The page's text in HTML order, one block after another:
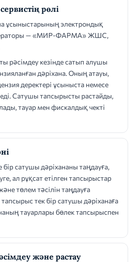
рөлі
ұсыныстарының электрондық
— «МИР-ФАРМА» ЖШС,
рәсімдеу кезінде сатып алушы
дәріхана. Оның атауы,
деректері ұсыныста немесе
Сатушы тапсырысты растайды,
тауар мен фискалдық чекті
сатушы дәріхананы таңдауға,
ал рұқсат етілген тапсырыстар
төлем тәсілін таңдауға
тапсырыс тек бір сатушы дәріханаға
тауарлары бөлек тапсырыспен
және растау